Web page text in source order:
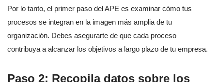
Por lo tanto, el primer paso del APE es examinar cómo tus
procesos se integran en la imagen más amplia de tu
organización. Debes asegurarte de que cada proceso
contribuya a alcanzar los objetivos a largo plazo de tu empresa.
Paso 2: Recopila datos sobre los